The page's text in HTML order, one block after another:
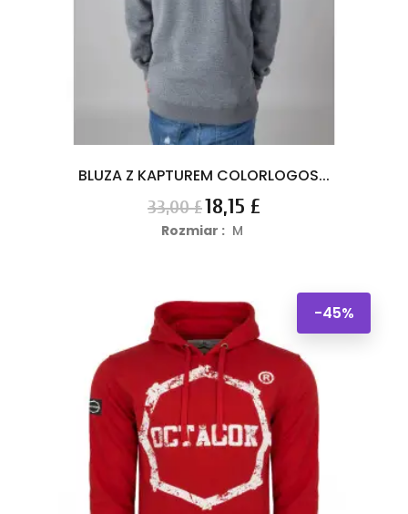
BLUZA Z KAPTUREM COLORLOGOS...
Cena
podstawowa
33,00 £Cena
18,15 £
Rozmiar : M
-45%